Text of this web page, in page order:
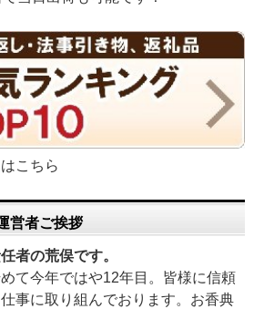
こちら
営者ご挨拶
者の荒俣です。
て今年ではや12年目。皆様に信頼
事に取り組んでおります。お香典